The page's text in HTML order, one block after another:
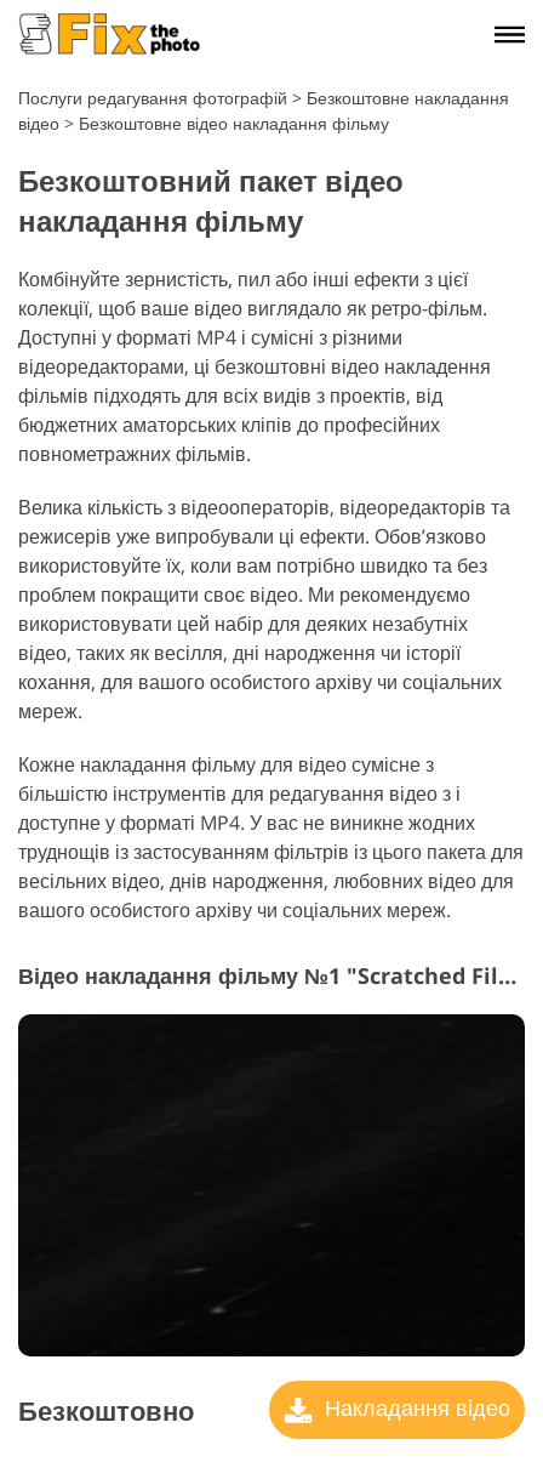
Послуги редагування фотографій > Безкоштовне накладання
відео > Безкоштовне відео накладання фільму
Безкоштовний пакет відео
накладання фільму
Комбінуйте зернистість, пил або інші ефекти з цієї
колекції, щоб ваше відео виглядало як ретро-фільм.
Доступні у форматі MP4 і сумісні з різними
відеоредакторами, ці безкоштовні відео накладення
фільмів підходять для всіх видів з проектів, від
бюджетних аматорських кліпів до професійних
повнометражних фільмів.
Велика кількість з відеооператорів, відеоредакторів та
режисерів уже випробували ці ефекти. Обов’язково
використовуйте їх, коли вам потрібно швидко та без
проблем покращити своє відео. Ми рекомендуємо
використовувати цей набір для деяких незабутніх
відео, таких як весілля, дні народження чи історії
кохання, для вашого особистого архіву чи соціальних
мереж.
Кожне накладання фільму для відео сумісне з
більшістю інструментів для редагування відео з і
доступне у форматі MP4. У вас не виникне жодних
труднощів із застосуванням фільтрів із цього пакета для
весільних відео, днів народження, любовних відео для
вашого особистого архіву чи соціальних мереж.
Відео накладання фільму №1 "Scratched Film"
Безкоштовно Накладання відео